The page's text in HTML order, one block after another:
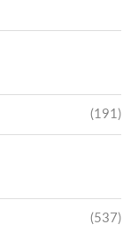
(191)
(537)